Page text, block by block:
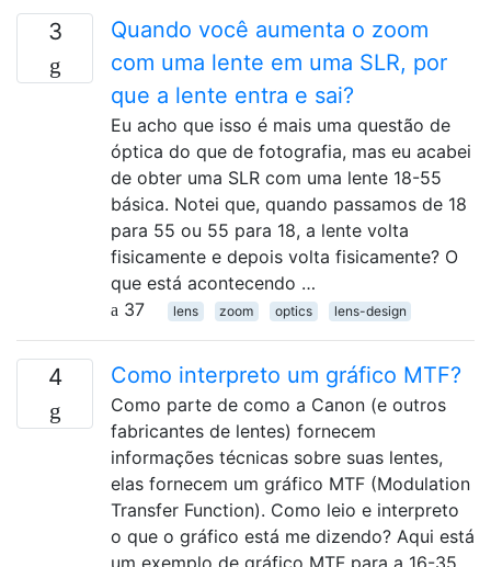
3
Quando você aumenta o zoom
com uma lente em uma SLR, por
que a lente entra e sai?
Eu acho que isso é mais uma questão de
óptica do que de fotografia, mas eu acabei
de obter uma SLR com uma lente 18-55
básica. Notei que, quando passamos de 18
para 55 ou 55 para 18, a lente volta
fisicamente e depois volta fisicamente? O
que está acontecendo …
37
lens zoom optics lens-design
4 Como interpreto um gráfico MTF?
Como parte de como a Canon (e outros
fabricantes de lentes) fornecem
informações técnicas sobre suas lentes,
elas fornecem um gráfico MTF (Modulation
Transfer Function). Como leio e interpreto
o que o gráfico está me dizendo? Aqui está
um exemplo de gráfico MTF para a 16-35